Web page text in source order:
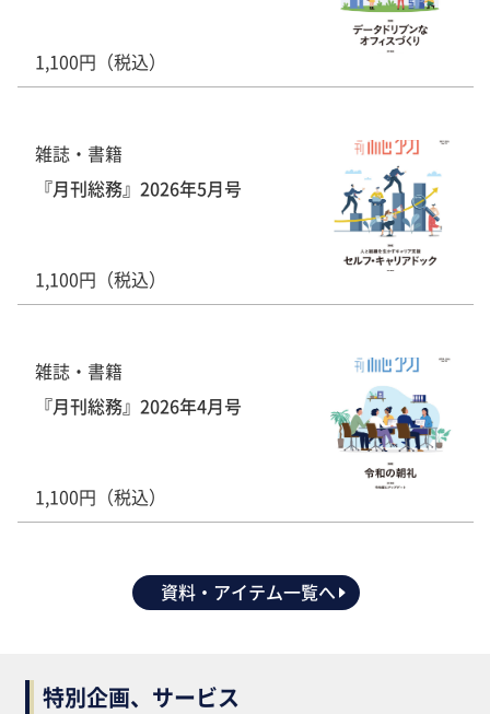
1,100円（税込）
雑誌・書籍
『月刊総務』2026年5月号
1,100円（税込）
雑誌・書籍
『月刊総務』2026年4月号
1,100円（税込）
資料・アイテム一覧へ
特別企画、サービス